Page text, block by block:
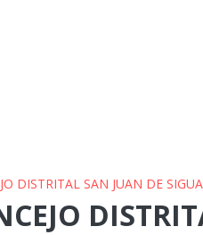
DISTRITAL SAN JUAN DE